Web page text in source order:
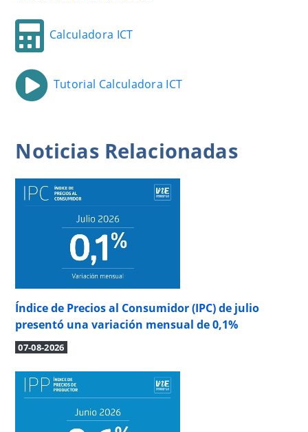
Calculadora ICT
Tutorial Calculadora ICT
NoticiasRelacionadas
Índice de Precios al Consumidor (IPC) de julio
presentó una variación mensual de 0,1%
07-08-2026